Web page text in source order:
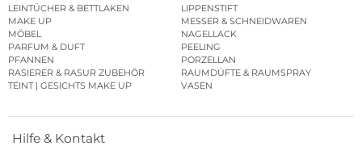
LEINTÜCHER & BETTLAKEN
LIPPENSTIFT
MAKE UP
MESSER & SCHNEIDWAREN
MÖBEL
NAGELLACK
PARFUM & DUFT
PEELING
PFANNEN
PORZELLAN
RASIERER & RASUR ZUBEHÖR
RAUMDÜFTE & RAUMSPRAY
TEINT | GESICHTS MAKE UP
VASEN
Hilfe & Kontakt